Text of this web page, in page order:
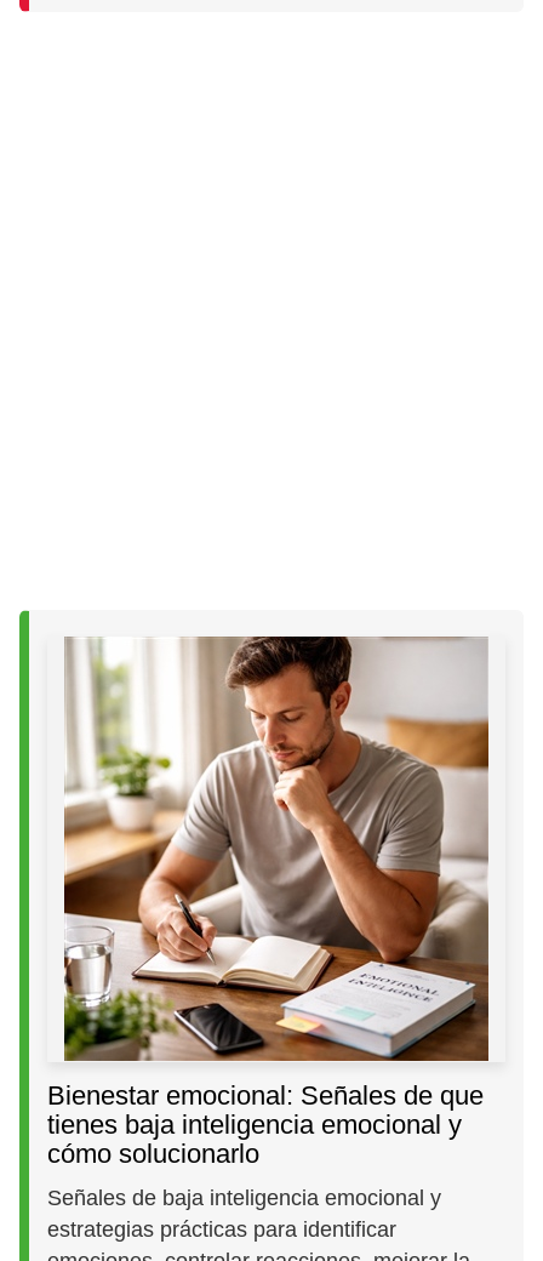
Bienestar emocional: Señales de que
tienes baja inteligencia emocional y
cómo solucionarlo
Señales de baja inteligencia emocional y
estrategias prácticas para identificar